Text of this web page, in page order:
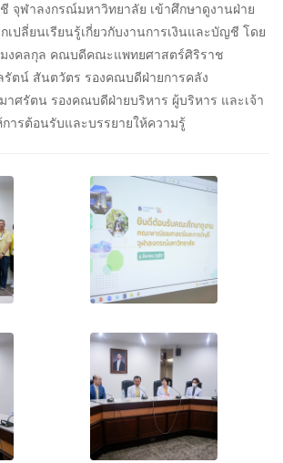
จุฬาลงกรณ์มหาวิทยาลัย เข้าศึกษาดูงานฝ่าย
เปลี่ยนเรียนรู้เกี่ยวกับงานการเงินและบัญชี โดย
งคลกุล คณบดีคณะแพทยศาสตร์ศิริราช
ตน์ สันตวัตร รองคณบดีฝ่ายการคลัง
าศรัตน รองคณบดีฝ่ายบริหาร ผู้บริหาร และเจ้า
ารต้อนรับและบรรยายให้ความรู้